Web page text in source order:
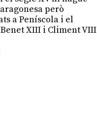
però
a Peníscola i el
XIII i Climent VIII